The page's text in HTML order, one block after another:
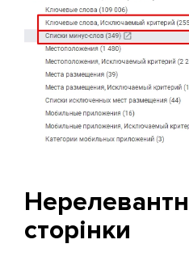
сторінки